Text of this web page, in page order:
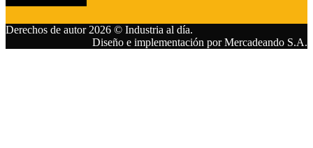
Derechos de autor 2026 © Industria al día.
Diseño e implementación por Mercadeando S.A.